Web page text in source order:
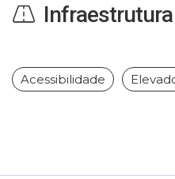
Infraestrutura
Acessibilidade